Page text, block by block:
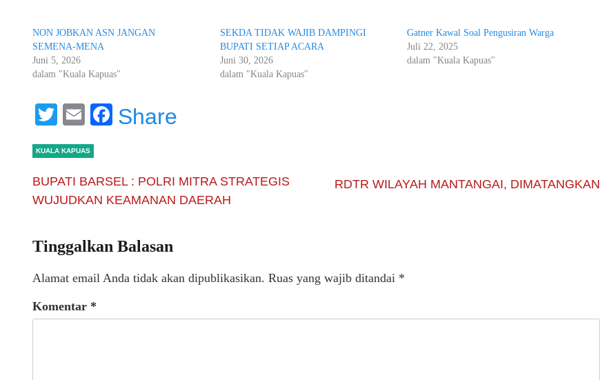
NON JOBKAN ASN JANGAN
SEMENA-MENA
Juni 5, 2026
dalam "Kuala Kapuas"
SEKDA TIDAK WAJIB DAMPINGI
BUPATI SETIAP ACARA
Juni 30, 2026
dalam "Kuala Kapuas"
Gatner Kawal Soal Pengusiran Warga
Juli 22, 2025
dalam "Kuala Kapuas"
Twitter
EmailFacebook
Share
KUALA KAPUAS
BUPATI BARSEL : POLRI MITRA STRATEGIS
WUJUDKAN KEAMANAN DAERAH
RDTR WILAYAH MANTANGAI, DIMATANGKAN
Tinggalkan Balasan
Alamat email Anda tidak akan dipublikasikan. Ruas yang wajib ditandai *
Komentar *